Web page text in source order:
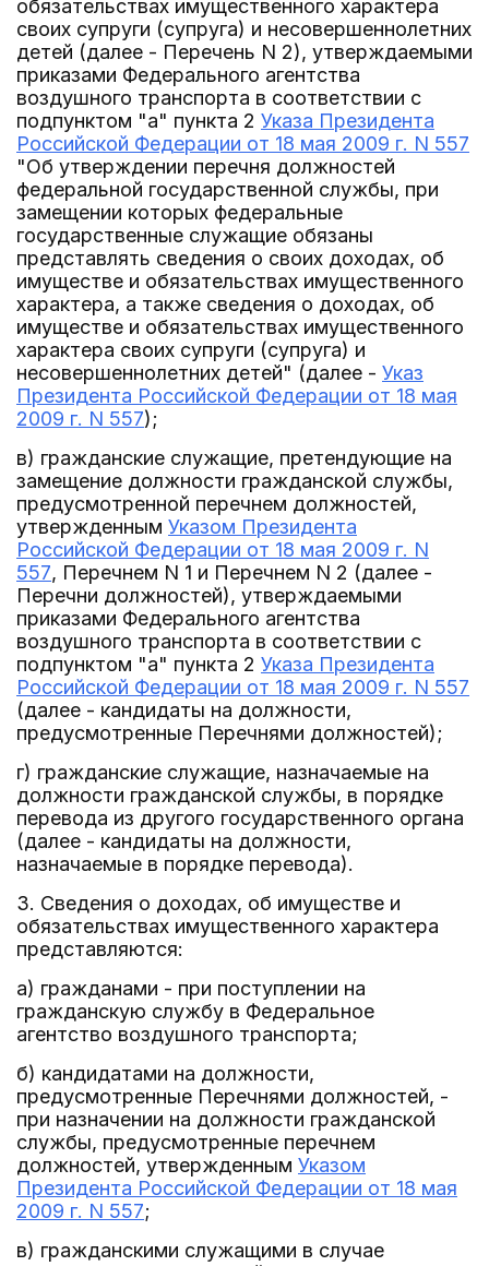
обязательствах имущественного характера
своих супруги (супруга) и несовершеннолетних
детей (далее - Перечень N 2), утверждаемыми
приказами Федерального агентства
воздушного транспорта в соответствии с
подпунктом "а" пункта 2 Указа Президента
Российской Федерации от 18 мая 2009 г. N 557
"Об утверждении перечня должностей
федеральной государственной службы, при
замещении которых федеральные
государственные служащие обязаны
представлять сведения о своих доходах, об
имуществе и обязательствах имущественного
характера, а также сведения о доходах, об
имуществе и обязательствах имущественного
характера своих супруги (супруга) и
несовершеннолетних детей" (далее - Указ
Президента Российской Федерации от 18 мая
2009 г. N 557);
в) гражданские служащие, претендующие на
замещение должности гражданской службы,
предусмотренной перечнем должностей,
утвержденным Указом Президента
Российской Федерации от 18 мая 2009 г. N
557, Перечнем N 1 и Перечнем N 2 (далее -
Перечни должностей), утверждаемыми
приказами Федерального агентства
воздушного транспорта в соответствии с
подпунктом "а" пункта 2 Указа Президента
Российской Федерации от 18 мая 2009 г. N 557
(далее - кандидаты на должности,
предусмотренные Перечнями должностей);
г) гражданские служащие, назначаемые на
должности гражданской службы, в порядке
перевода из другого государственного органа
(далее - кандидаты на должности,
назначаемые в порядке перевода).
3. Сведения о доходах, об имуществе и
обязательствах имущественного характера
представляются:
а) гражданами - при поступлении на
гражданскую службу в Федеральное
агентство воздушного транспорта;
б) кандидатами на должности,
предусмотренные Перечнями должностей, -
при назначении на должности гражданской
службы, предусмотренные перечнем
должностей, утвержденным Указом
Президента Российской Федерации от 18 мая
2009 г. N 557;
в) гражданскими служащими в случае